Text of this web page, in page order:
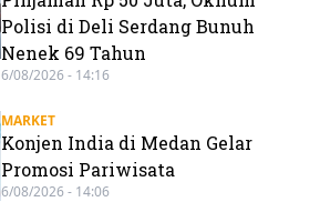
Polisi di Deli Serdang Bunuh
Nenek 69 Tahun
6/08/2026 - 14:16
MARKET
Konjen India di Medan Gelar
Promosi Pariwisata
6/08/2026 - 14:06